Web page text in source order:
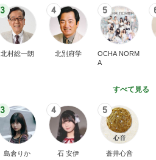
3
北村総一朗
4
北別府学
5
OCHA NORM
A
すべて見る
3
島倉りか
4
石 安伊
5
蒼井心音